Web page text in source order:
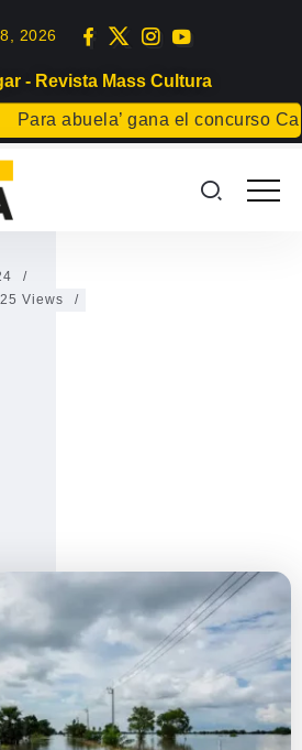
- Revista Mass Cultura
abuela’ gana el concurso Carta
2026
por Alex Salebe
Salebe
Views